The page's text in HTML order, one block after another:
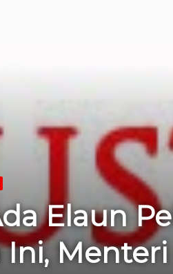
Elaun
Menteri